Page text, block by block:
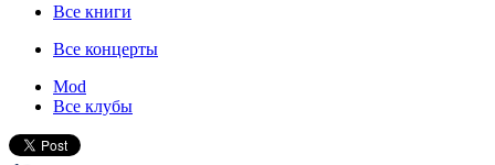
Все книги
Все концерты
Mod
Все клубы